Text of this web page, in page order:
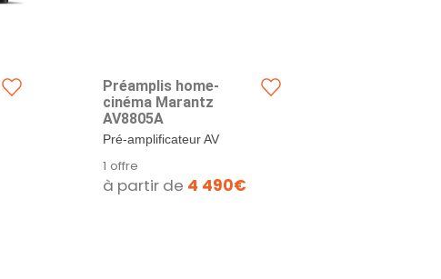
Préamplis home-
cinéma Marantz
AV8805A
Pré-amplificateur AV
AV8805A
1 offre
à partir de 4 490€